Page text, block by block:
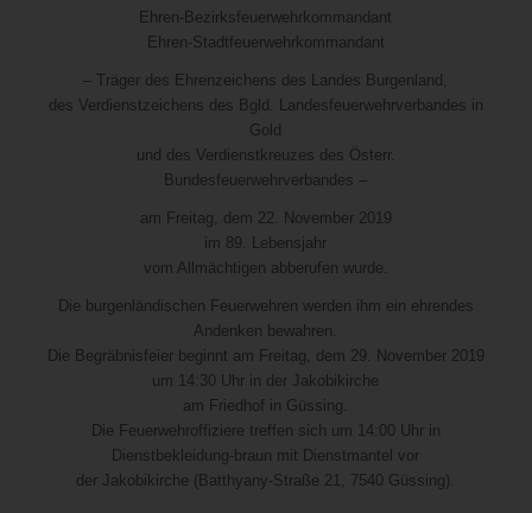
Ehren-Bezirksfeuerwehrkommandant
Ehren-Stadtfeuerwehrkommandant
– Träger des Ehrenzeichens des Landes Burgenland,
des Verdienstzeichens des Bgld. Landesfeuerwehrverbandes in
Gold
und des Verdienstkreuzes des Österr.
Bundesfeuerwehrverbandes –
am Freitag, dem 22. November 2019
im 89. Lebensjahr
vom Allmächtigen abberufen wurde.
Die burgenländischen Feuerwehren werden ihm ein ehrendes
Andenken bewahren.
Die Begräbnisfeier beginnt am Freitag, dem 29. November 2019
um 14:30 Uhr in der Jakobikirche
am Friedhof in Güssing.
Die Feuerwehroffiziere treffen sich um 14:00 Uhr in
Dienstbekleidung-braun mit Dienstmantel vor
der Jakobikirche (Batthyany-Straße 21, 7540 Güssing).